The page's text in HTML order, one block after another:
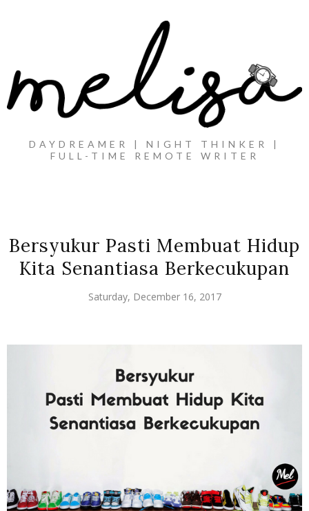
DAYDREAMER | NIGHT THINKER |
FULL-TIME REMOTE WRITER
Bersyukur Pasti Membuat Hidup
Kita Senantiasa Berkecukupan
Saturday, December 16, 2017